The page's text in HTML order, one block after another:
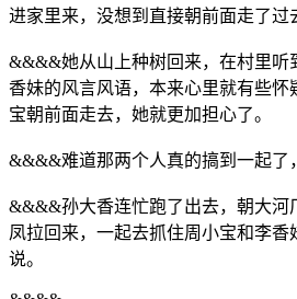
进家里来，没想到直接朝前面走了过
&&&&她从山上种树回来，在村里听
香妹的风言风语，本来心里就有些
宝朝前面走去，她就更加担心了。
&&&&难道那两个人真的搞到一起了
&&&&孙大香连忙跑了出去，朝大河
凤拉回来，一起去抓住周小宝和李香
说。